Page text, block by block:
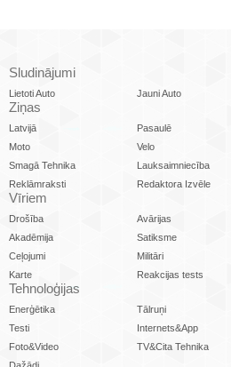
Sludinājumi
Lietoti Auto Jauni Auto
Ziņas
Latvijā Pasaulē
Moto
Velo
Smagā Tehnika
Lauksaimniecība
Reklāmraksti
Redaktora Izvēle
Vīriem
Drošība Avārijas
Akadēmija
Satiksme
Ceļojumi
Militāri
Karte
Reakcijas tests
Tehnoloģijas
Enerģētika Tālruņi
Testi
Internets&App
Foto&Video
TV&Cita Tehnika
Dažādi